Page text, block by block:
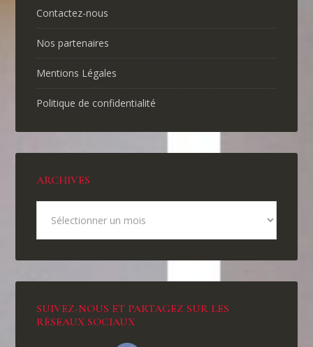
Contactez-nous
Nos partenaires
Mentions Légales
Politique de confidentialité
ARCHIVES
SUIVEZ-NOUS ET PARTAGEZ SUR LES
RÉSEAUX SOCIAUX